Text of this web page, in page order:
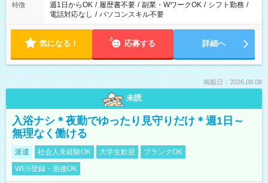
特徴 週1日からOK / 履歴書不要 / 副業・WワークOK / シフト勤務 /
電話対応なし / パソコンスキル不要
気になる！ 応募する 詳細へ
掲載日：2026.08.08
未読
入浴ナシ＊夜勤でゆったり見守りだけ＊週1日～
無理なく働ける
派遣 社会人未経験OK 大学生歓迎
ブランクOK
WEB登録・面接OK